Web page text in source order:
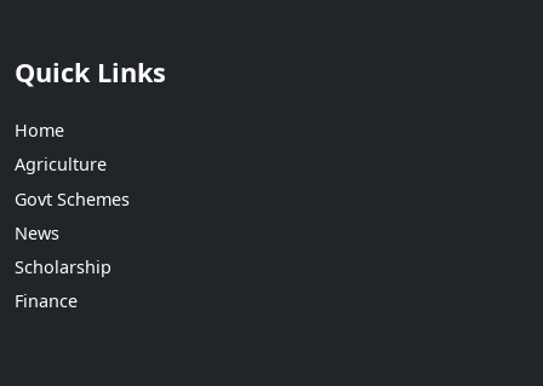
Quick Links
Home
Agriculture
Govt Schemes
News
Scholarship
Finance